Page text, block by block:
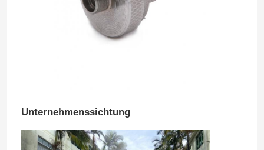
2K-Injektionsschimmel
Metallspritzguss
Aluminiumlegierung Druckguß
Unternehmenssichtung